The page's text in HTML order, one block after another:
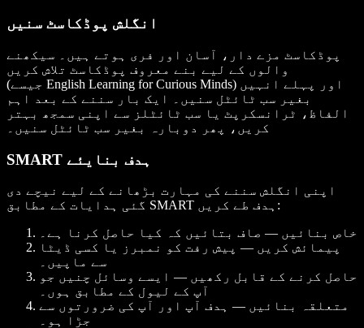
انگلش پوڈکاسٹ سنیں
پوڈکاسٹ مزے دار، آسان اور فری ہوتے ہیں۔ سیکھنے
والوں کے لیے بنے معروف پوڈکاسٹ تلاش کریں
English Learning for Curious Minds) اور پہلے انہیں
بغیر سب ٹائٹل سنیں۔ ایک بار سننے کے بعد اہم
الفاظ، ٹرانسکرپٹ یا سب ٹائٹلز سے اپنی سمجھ بہتر
کریں، پھر دوبارہ بغیر سب ٹائٹل سنیں۔
SMART ہدف بنایئے
اپنی انگلش سننے کی مہارت بڑھانے کے لیے نیچے دی
گئی ہدایات کے مطابق SMART ہدف طے کریں:
خاص بنائیں — صاف بتائیں کہ کیا حاصل کرنا ہے۔
پیمائش کریں — پیش رفت کو نمبرز یا کسی ڈیٹا
سے ماپیں۔
حاصل کرنے کے قابل رکھیں — ایسے وسائل چنیں جو
آپ کے لیول کے مطابق ہوں۔
متعلقہ بنائیں — ہدف آپ اور آپ کی ضرورتوں سے
جڑا ہو۔